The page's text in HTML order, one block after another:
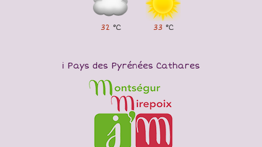
32 °C 33 °C
Pays des Pyrénées Cathares